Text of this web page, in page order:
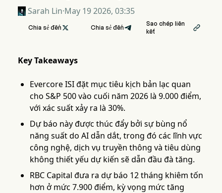
Sarah Lin·May 19 2026, 03:35
Chia sẻ đến  Chia sẻ đến
Sao chép liên
kết

Key Takeaways
Evercore ISI đặt mục tiêu kịch bản lạc quan
cho S&P 500 vào cuối năm 2026 là 9.000 điểm,
với xác suất xảy ra là 30%.
Dự báo này được thúc đẩy bởi sự bùng nổ
năng suất do AI dẫn dắt, trong đó các lĩnh vực
công nghệ, dịch vụ truyền thông và tiêu dùng
không thiết yếu dự kiến sẽ dẫn đầu đà tăng.
RBC Capital đưa ra dự báo 12 tháng khiêm tốn
hơn ở mức 7.900 điểm, kỳ vọng mức tăng